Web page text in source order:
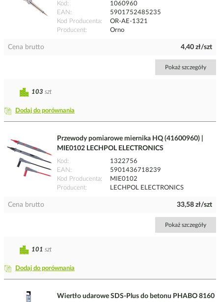
Kod
1060960
EAN
5901752485235
Kod Producenta
OR-AE-1321
Producent
Orno
Cena brutto 4,40 zł/szt
Pokaż szczegóły
Dodaj do porównania
103 szt
Przewody pomiarowe miernika HQ (41600960) |
MIE0102 LECHPOL ELECTRONICS
Kod
1322756
EAN
5901436718239
Kod Producenta
MIE0102
Producent
LECHPOL ELECTRONICS
Cena brutto 33,58 zł/szt
Pokaż szczegóły
Dodaj do porównania
101 szt
Wiertło udarowe SDS-Plus do betonu PHABO 8160